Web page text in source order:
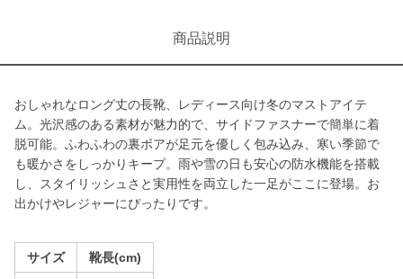
商品説明
おしゃれなロング丈の長靴、レディース向け冬のマストアイテ
ム。光沢感のある素材が魅力的で、サイドファスナーで簡単に着
脱可能。ふわふわの裏ボアが足元を優しく包み込み、寒い季節で
も暖かさをしっかりキープ。雨や雪の日も安心の防水機能を搭載
し、スタイリッシュさと実用性を両立した一足がここに登場。お
出かけやレジャーにぴったりです。
サイズ 靴長(cm)